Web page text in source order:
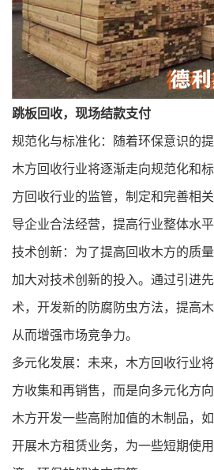
跳板回收，现场结款支付
规范化与标准化：随着环保意识的
木方回收行业将逐渐走向规范化和
方回收行业的监管，制定和完善相
导企业合法经营，提高行业整体水平
技术创新：为了提高回收木方的质
加大对技术创新的投入。通过引进
术，开发新的防腐防虫方法，提高
从而增强市场竞争力。
多元化发展：未来， 木方回收行业
方收集和再销售，而是向多元化方
木方开发一些高附加值的木制品，
开展木方租赁业务，为一些短期使